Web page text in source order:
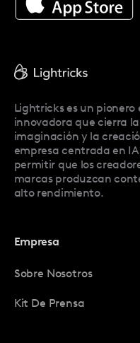
Facetune Reviews
Lightricks es un
innovadora que cierra
imaginación y la
empresa centrada en
permitir que los
marcas produzcan
alto rendimiento.
Empresa
Sobre Nosotros
Kit De Prensa